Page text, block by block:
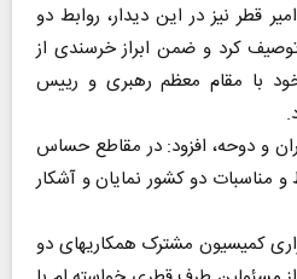
قطر نیز در این دیدار، روابط دو
کرد و ضمن ابراز خرسندی از
با مقام معظم رهبری و رییس
و دوحه، افزود: در مقاطع حساس
مناسبات دو کشور نمایان و آشکار
کمیسیون مشترک همکاریهای دو